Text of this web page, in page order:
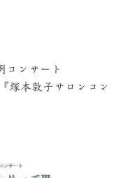
コンサート
塚本敦子サロンコン